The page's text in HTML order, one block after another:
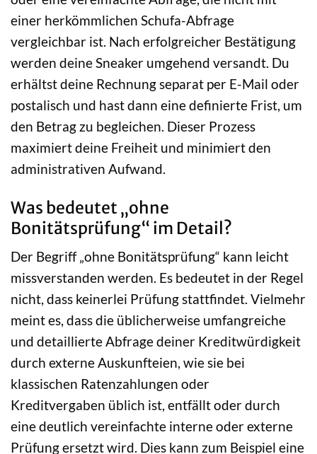
einer herkömmlichen Schufa-Abfrage
vergleichbar ist. Nach erfolgreicher Bestätigung
werden deine Sneaker umgehend versandt. Du
erhältst deine Rechnung separat per E-Mail oder
postalisch und hast dann eine definierte Frist, um
den Betrag zu begleichen. Dieser Prozess
maximiert deine Freiheit und minimiert den
administrativen Aufwand.
Was bedeutet „ohne
Bonitätsprüfung“ im Detail?
Der Begriff „ohne Bonitätsprüfung“ kann leicht
missverstanden werden. Es bedeutet in der Regel
nicht, dass keinerlei Prüfung stattfindet. Vielmehr
meint es, dass die üblicherweise umfangreiche
und detaillierte Abfrage deiner Kreditwürdigkeit
durch externe Auskunfteien, wie sie bei
klassischen Ratenzahlungen oder
Kreditvergaben üblich ist, entfällt oder durch
eine deutlich vereinfachte interne oder externe
Prüfung ersetzt wird. Dies kann zum Beispiel eine